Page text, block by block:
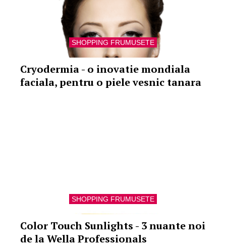
SHOPPING FRUMUSETE
Cryodermia - o inovatie mondiala
faciala, pentru o piele vesnic tanara
SHOPPING FRUMUSETE
Color Touch Sunlights - 3 nuante noi
de la Wella Professionals